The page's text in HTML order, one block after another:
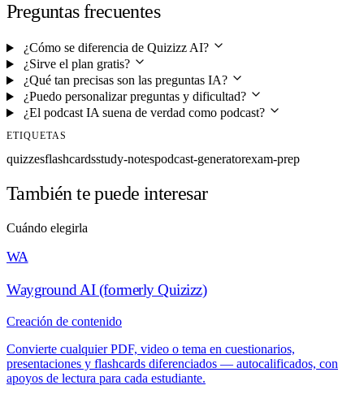
Preguntas frecuentes
¿Cómo se diferencia de Quizizz AI?
¿Sirve el plan gratis?
¿Qué tan precisas son las preguntas IA?
¿Puedo personalizar preguntas y dificultad?
¿El podcast IA suena de verdad como podcast?
ETIQUETAS
quizzesflashcardsstudy-notespodcast-generatorexam-prep
También te puede interesar
Cuándo elegirla
WA
Wayground AI (formerly Quizizz)
Creación de contenido
Convierte cualquier PDF, video o tema en cuestionarios,
presentaciones y flashcards diferenciados — autocalificados, con
apoyos de lectura para cada estudiante.